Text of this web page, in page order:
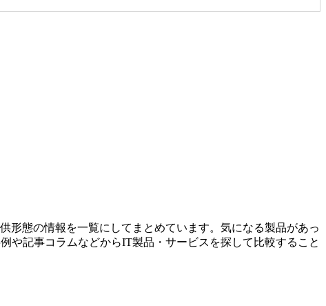
形態の情報を一覧にしてまとめています。気になる製品があっ
や記事コラムなどからIT製品・サービスを探して比較すること